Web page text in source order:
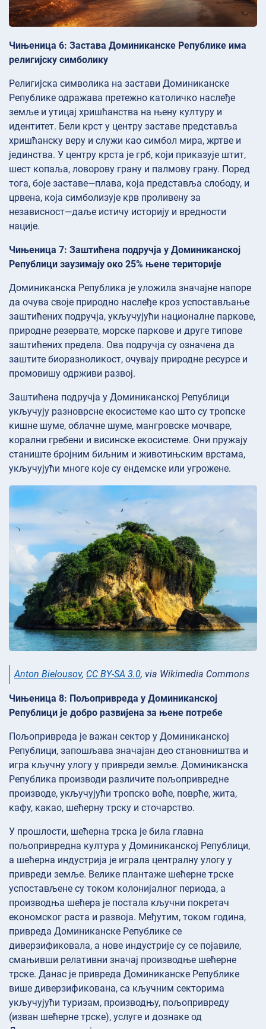
Чињеница 6: Застава Доминиканске Републике има
религијску симболику
Религијска символика на застави Доминиканске
Републике одражава претежно католичко наслеђе
земље и утицај хришћанства на њену културу и
идентитет. Бели крст у центру заставе представља
хришћанску веру и служи као симбол мира, жртве и
јединства. У центру крста је грб, који приказује штит,
шест копаља, ловорову грану и палмову грану. Поред
тога, боје заставе—плава, која представља слободу, и
црвена, која симболизује крв проливену за
независност—даље истичу историју и вредности
нације.
Чињеница 7: Заштићена подручја у Доминиканској
Републици заузимају око 25% њене територије
Доминиканска Република је уложила значајне напоре
да очува своје природно наслеђе кроз успостављање
заштићених подручја, укључујући националне паркове,
природне резервате, морске паркове и друге типове
заштићених предела. Ова подручја су означена да
заштите биоразноликост, очувају природне ресурсе и
промовишу одрживи развој.
Заштићена подручја у Доминиканској Републици
укључују разноврсне екосистеме као што су тропске
кишне шуме, облачне шуме, мангровске мочваре,
корални гребени и висинске екосистеме. Они пружају
станиште бројним биљним и животињским врстама,
укључујући многе које су ендемске или угрожене.
Anton Bielousov, CC BY-SA 3.0, via Wikimedia Commons
Чињеница 8: Пољопривреда у Доминиканској
Републици је добро развијена за њене потребе
Пољопривреда је важан сектор у Доминиканској
Републици, запошљава значајан део становништва и
игра кључну улогу у привреди земље. Доминиканска
Република производи различите пољопривредне
производе, укључујући тропско воће, поврће, жита,
кафу, какао, шећерну трску и сточарство.
У прошлости, шећерна трска је била главна
пољопривредна култура у Доминиканској Републици,
а шећерна индустрија је играла централну улогу у
привреди земље. Велике плантаже шећерне трске
успостављене су током колонијалног периода, а
производња шећера је постала кључни покретач
економског раста и развоја. Међутим, током година,
привреда Доминиканске Републике се
диверзификовала, а нове индустрије су се појавиле,
смањивши релативни значај производње шећерне
трске. Данас је привреда Доминиканске Републике
више диверзификована, са кључним секторима
укључујући туризам, производњу, пољопривреду
(изван шећерне трске), услуге и дознаке од